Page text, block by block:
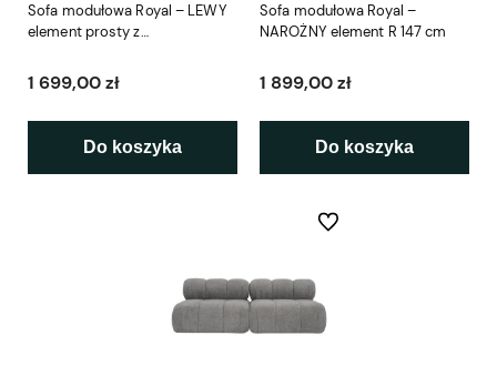
Sofa modułowa Royal – LEWY
element prosty z
1 699,00 zł
Do koszyka
Sofa modułowa Royal –
NAROŻNY element R 147 cm
1 899,00 zł
Do koszyka
Do ulubionych